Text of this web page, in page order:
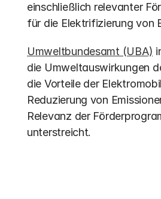
einschließlich relevanter
für die Elektrifizierung von
Umweltbundesamt (UBA)
die Umweltauswirkungen
die Vorteile der
Reduzierung von
Relevanz der
unterstreicht.